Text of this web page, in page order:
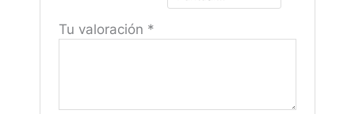
Tu valoración *